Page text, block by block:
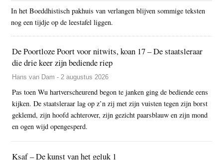
In het Boeddhistisch pakhuis van verlangen blijven sommige teksten
nog een tijdje op de leestafel liggen.
De Poortloze Poort voor nitwits, koan 17 – De staatsleraar
die drie keer zijn bediende riep
Hans van Dam - 2 augustus 2026
Pas toen Wu hartverscheurend begon te janken ging de bediende eens
kijken. De staatsleraar lag op z’n zij met zijn vuisten tegen zijn borst
geklemd, zijn hoofd achterover, zijn gezicht paarsblauw en zijn mond
en ogen wijd opengesperd.
Ksaf – De kunst van het geluk 1